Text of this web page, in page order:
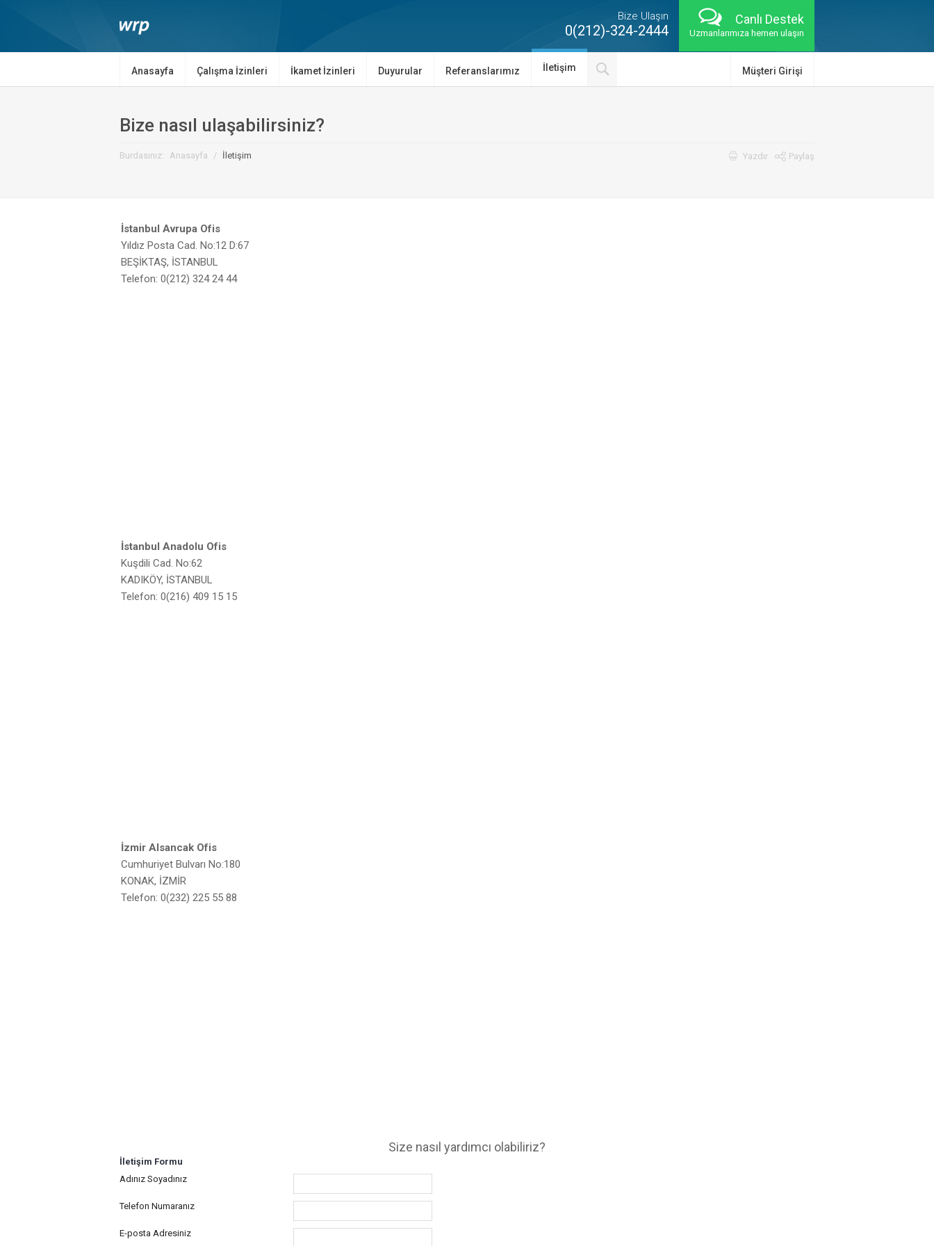
Canlı Destek
Uzmanlarımıza hemen ulaşın
Bize Ulaşın
0(212)-324-2444
Anasayfa Çalışma İzinleri İkamet İzinleri Duyurular Referanslarımız İletişim Müşteri Girişi
Bize nasıl ulaşabilirsiniz?
Burdasınız: Anasayfa / İletişim Yazdır Paylaş
İstanbul Avrupa Ofis
Yıldız Posta Cad. No:12 D:67
BEŞİKTAŞ, İSTANBUL
Telefon: 0(212) 324 24 44
İstanbul Anadolu Ofis
Kuşdili Cad. No:62
KADIKÖY, İSTANBUL
Telefon: 0(216) 409 15 15
İzmir Alsancak Ofis
Cumhuriyet Bulvarı No:180
KONAK, İZMİR
Telefon: 0(232) 225 55 88
Size nasıl yardımcı olabiliriz?
İletişim Formu
Adınız Soyadınız
Telefon Numaranız
E-posta Adresiniz